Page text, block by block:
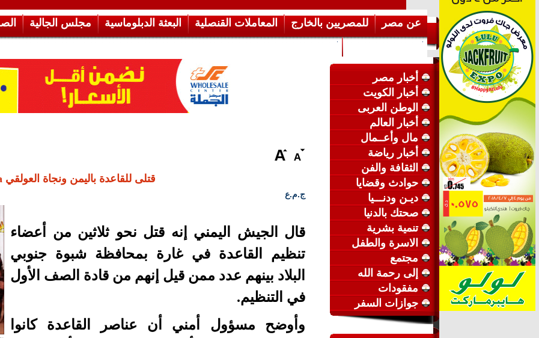
عن مصر للمصريين بالخارج المعاملات القنصلية البعثة الدبلوماسية مجلس الجالية
أخبار مصر
أخبار الكويت
الوطن العربى
أخبار العالم
مال وأعــمال
أخبار رياضة
الثقافة والفن
حوادث وقضايا
ديـن ودنـــيا
صحتك بالدنيا
تنمية بشرية
الاسرة والطفل
مجتمع
إلى رحمة الله
مفقودات
جوازات السفر
قتلى للقاعدة باليمن ونجاة العولقي apa
ج.م.ع
قال الجيش اليمني إنه قتل نحو ثلاثين من أعضاء
تنظيم القاعدة في غارة بمحافظة شبوة جنوبي
البلاد بينهم عدد ممن قيل إنهم من قادة الصف الأول
في التنظيم.
وأوضح مسؤول أمني أن عناصر القاعدة كانوا